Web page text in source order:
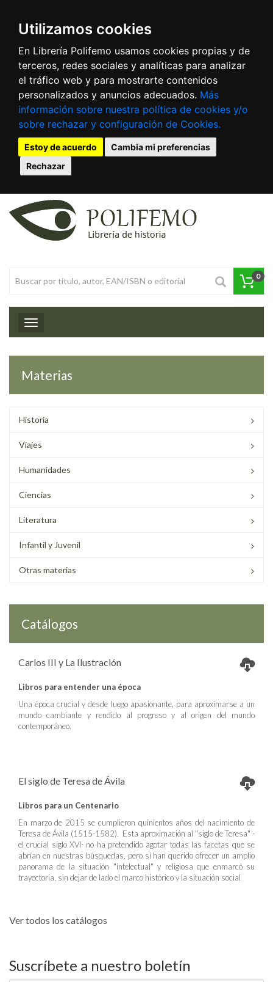
Utilizamos cookies
En Librería Polifemo usamos cookies propias y de
terceros, redes sociales y analíticas para analizar
el tráfico web y para mostrarte contenidos
personalizados y anuncios adecuados. Más
información sobre nuestra política de cookies y/o
sobre rechazar y configuración de Cookies.
Estoy de acuerdo
Cambia mi preferencias
Rechazar
0
Toggle navigation
Materias
Historia
Viajes
Humanidades
Ciencias
Literatura
Infantil y Juvenil
Otras materias
Catálogos
Carlos III y La Ilustración
Libros para entender una época
Una época crucial y desde luego apasionante, para aproximarse a un
mundo cambiante y rendido al progreso y al origen del mundo
contemporáneo.
El siglo de Teresa de Ávila
Libros para un Centenario
En marzo de 2015 se cumplieron quinientos años del nacimiento de
Teresa de Ávila (1515-1582). Esta aproximación al "siglo de Teresa" -
el crucial siglo XVI- no ha pretendido agotar todas las facetas que se
abrían en nuestras búsquedas, pero sí han querido ofrecer un amplio
panorama de la situación "intelectual" y religiosa que enmarcó su
trayectoria, sin dejar de lado el marco histórico y la situación social
Ver todos los catálogos
Suscríbete a nuestro boletín